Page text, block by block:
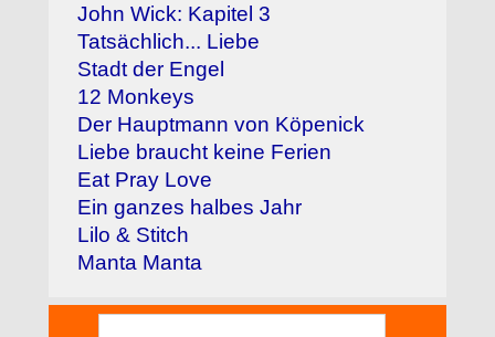
John Wick: Kapitel 3
Tatsächlich... Liebe
Stadt der Engel
12 Monkeys
Der Hauptmann von Köpenick
Liebe braucht keine Ferien
Eat Pray Love
Ein ganzes halbes Jahr
Lilo & Stitch
Manta Manta